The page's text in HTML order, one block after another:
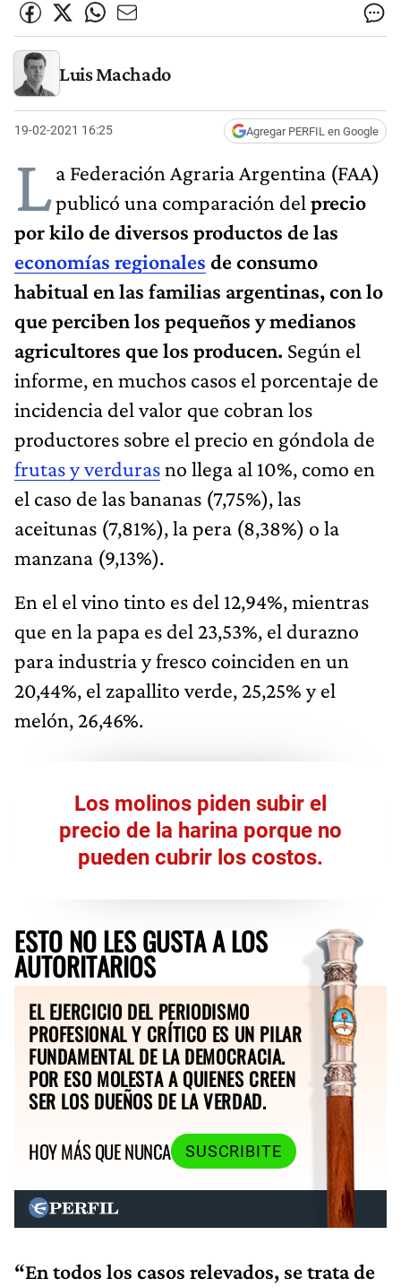
Luis Machado
19-02-2021 16:25 Agregar PERFIL en Google
La Federación Agraria Argentina (FAA)
publicó una comparación del precio
por kilo de diversos productos de las
economías regionales de consumo
habitual en las familias argentinas, con lo
que perciben los pequeños y medianos
agricultores que los producen. Según el
informe, en muchos casos el porcentaje de
incidencia del valor que cobran los
productores sobre el precio en góndola de
frutas y verdurasno llega al 10%, como en
el caso de las bananas (7,75%), las
aceitunas (7,81%), la pera (8,38%) o la
manzana (9,13%).
En el el vino tinto es del 12,94%, mientras
que en la papa es del 23,53%, el durazno
para industria y fresco coinciden en un
20,44%, el zapallito verde, 25,25% y el
melón, 26,46%.
Los molinos piden subir el
precio de la harina porque no
pueden cubrir los costos.
ESTO NO LES GUSTA A LOS
AUTORITARIOS
EL EJERCICIO DEL PERIODISMO
PROFESIONAL Y CRÍTICO ES UN PILAR
FUNDAMENTAL DE LA DEMOCRACIA.
POR ESO MOLESTA A QUIENES CREEN
SER LOS DUEÑOS DE LA VERDAD.
HOY MÁS QUE NUNCA
SUSCRIBITE
“En todos los casos relevados, se trata de